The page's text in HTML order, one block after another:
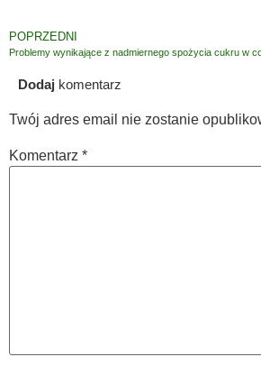
POPRZEDNI
Problemy wynikające z nadmiernego spożycia cukru w
Dodaj komentarz
Twój adres email nie zostanie
Komentarz *